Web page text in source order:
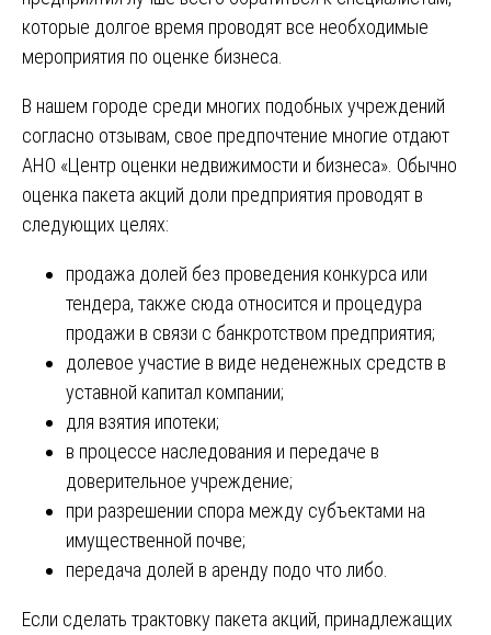
которые долгое время проводят все необходимые
мероприятия по оценке бизнеса.
В нашем городе среди многих подобных учреждений
согласно отзывам, свое предпочтение многие отдают
АНО «Центр оценки недвижимости и бизнеса». Обычно
оценка пакета акций доли предприятия проводят в
следующих целях:
продажа долей без проведения конкурса или
тендера, также сюда относится и процедура
продажи в связи с банкротством предприятия;
долевое участие в виде неденежных средств в
уставной капитал компании;
для взятия ипотеки;
в процессе наследования и передаче в
доверительное учреждение;
при разрешении спора между субъектами на
имущественной почве;
передача долей в аренду подо что либо.
Если сделать трактовку пакета акций, принадлежащих